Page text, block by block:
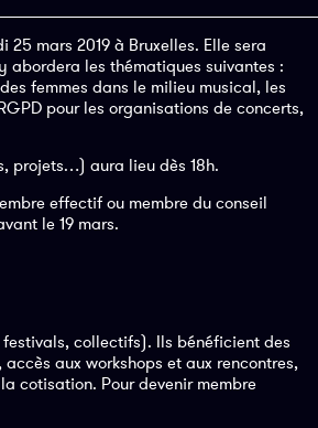
mars 2019 à Bruxelles. Elle sera
abordera les thématiques suivantes :
femmes dans le milieu musical, les
pour les organisations de concerts,
projets…) aura lieu dès 18h.
effectif ou membre du conseil
le 19 mars.
collectifs). Ils bénéficient des
aux workshops et aux rencontres,
cotisation. Pour devenir membre